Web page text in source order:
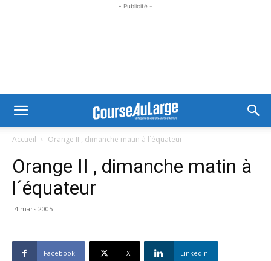
- Publicité -
Accueil Orange II , dimanche matin à l´équateur
Orange II , dimanche matin à
l´équateur
4 mars 2005
Facebook X Linkedin